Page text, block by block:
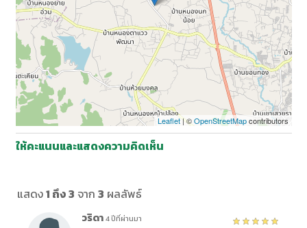
Leaflet| ©OpenStreetMapcontributors
ให้คะแนนและแสดงความคิดเห็น
แสดง1 ถึง 3 จาก 3 ผลลัพธ์
วริดา4 ปีที่ผ่านมา